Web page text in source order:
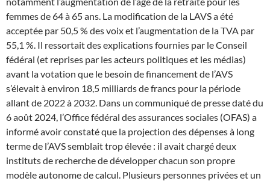
femmes de 64 à 65 ans. La modification de la LAVS a été
acceptée par 50,5 % des voix et l’augmentation de la TVA par
55,1 %. Il ressortait des explications fournies par le Conseil
fédéral (et reprises par les acteurs politiques et les médias)
avant la votation que le besoin de financement de l’AVS
s’élevait à environ 18,5 milliards de francs pour la période
allant de 2022 à 2032. Dans un communiqué de presse daté du
6 août 2024, l’Office fédéral des assurances sociales (OFAS) a
informé avoir constaté que la projection des dépenses à long
terme de l’AVS semblait trop élevée : il avait chargé deux
instituts de recherche de développer chacun son propre
modèle autonome de calcul. Plusieurs personnes privées et un